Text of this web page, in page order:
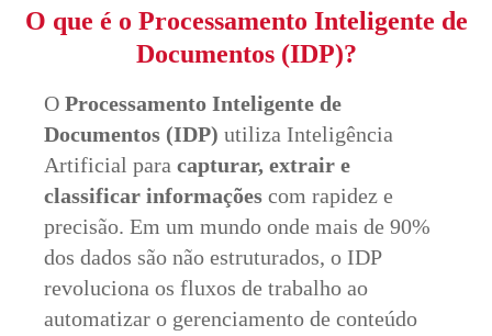
O que é o Processamento Inteligente de
Documentos (IDP)?
O Processamento Inteligente de
Documentos (IDP) utiliza Inteligência
Artificial para capturar, extrair e
classificar informações com rapidez e
precisão. Em um mundo onde mais de 90%
dos dados são não estruturados, o IDP
revoluciona os fluxos de trabalho ao
automatizar o gerenciamento de conteúdo